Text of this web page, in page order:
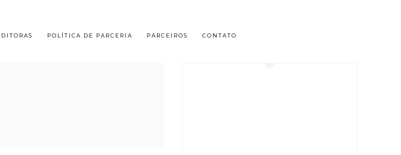
POLÍTICA DE PARCERIA PARCEIROS CONTATO